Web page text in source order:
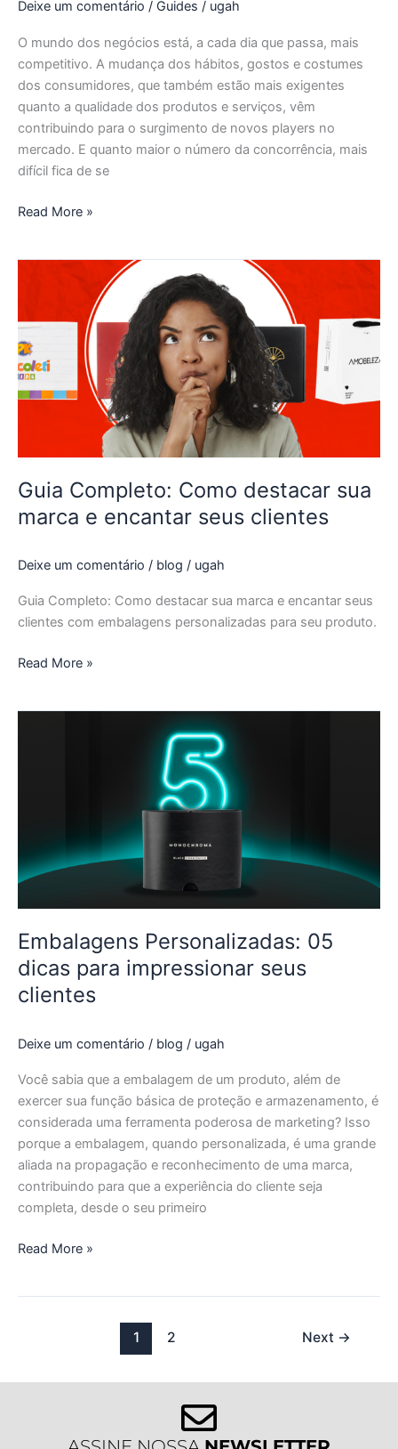
Deixe um comentário / Guides / ugah
O mundo dos negócios está, a cada dia que passa, mais
competitivo. A mudança dos hábitos, gostos e costumes
dos consumidores, que também estão mais exigentes
quanto a qualidade dos produtos e serviços, vêm
contribuindo para o surgimento de novos players no
mercado. E quanto maior o número da concorrência, mais
difícil fica de se
Read More »
Guia Completo: Como destacar sua
marca e encantar seus clientes
Deixe um comentário / blog / ugah
Guia Completo: Como destacar sua marca e encantar seus
clientes com embalagens personalizadas para seu produto.
destacar
sua
marca
e
clientes
Read More »
Embalagens Personalizadas: 05
dicas para impressionar seus
clientes
Deixe um comentário / blog / ugah
Você sabia que a embalagem de um produto, além de
exercer sua função básica de proteção e armazenamento, é
considerada uma ferramenta poderosa de marketing? Isso
porque a embalagem, quando personalizada, é uma grande
aliada na propagação e reconhecimento de uma marca,
contribuindo para que a experiência do cliente seja
completa, desde o seu primeiro
clientes
Read More »
1 2 Next →